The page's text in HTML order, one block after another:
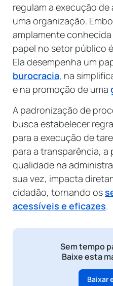
regulam a execução
uma organização.
amplamente
papel no setor público
Ela desempenha um
burocracia, na
e na promoção de uma
A padronização de
busca estabelecer
para a execução de
para a transparência, a
qualidade na
sua vez, impacta
cidadão, tornando os
acessíveis e eficazes.
Sem tempo
Baixe esta
Baixar